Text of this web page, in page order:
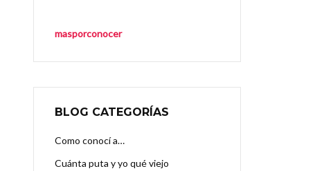
masporconocer
BLOG CATEGORÍAS
Como conocí a…
Cuánta puta y yo qué viejo